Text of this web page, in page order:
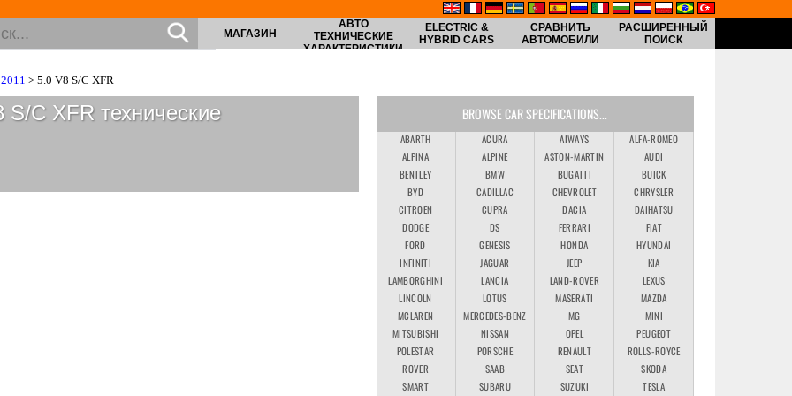
МАГАЗИН
АВТО
ТЕХНИЧЕСКИЕ
ХАРАКТЕРИСТИКИ
ELECTRIC &
HYBRID CARS
СРАВНИТЬ
АВТОМОБИЛИ
РАСШИРЕННЫЙ
ПОИСК
> 5.0 V8 S/C XFR
S/C XFR технические
BROWSE CAR SPECIFICATIONS...
ABARTH ACURA AIWAYS
ALFA-ROMEO
ALPINA
ALPINE ASTON-MARTIN
AUDI
BENTLEY
BMW BUGATTI
BUICK
BYD
CADILLAC CHEVROLET
CHRYSLER
CITROEN
CUPRA DACIA
DAIHATSU
DODGE
DS FERRARI
FIAT
FORD
GENESIS HONDA
HYUNDAI
INFINITI
JAGUAR JEEP
KIA
LAMBORGHINI
LANCIA LAND-ROVER
LEXUS
LINCOLN
LOTUS MASERATI
MAZDA
MCLAREN
MERCEDES-BENZ MG
MINI
MITSUBISHI
NISSAN OPEL
PEUGEOT
POLESTAR
PORSCHE RENAULT
ROLLS-ROYCE
ROVER
SAAB SEAT
SKODA
SMART
SUBARU SUZUKI
TESLA